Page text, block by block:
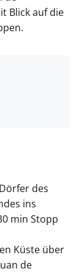
Blick auf die
des
ins
min Stopp
Küste über
de